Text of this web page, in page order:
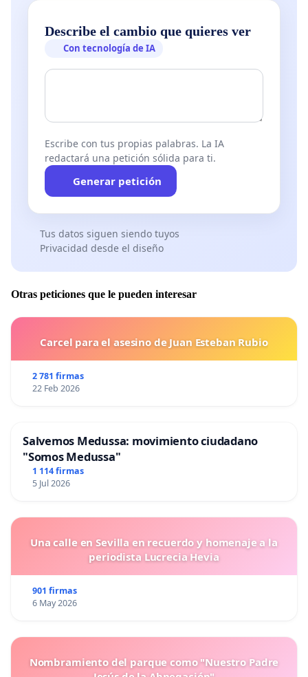
Describe el cambio que quieres ver
Con tecnología de IA
Escribe con tus propias palabras. La IA
redactará una petición sólida para ti.
Generar petición
Tus datos siguen siendo tuyos
Privacidad desde el diseño
Otras peticiones que le pueden interesar
Carcel para el asesino de Juan Esteban Rubio
2 781 firmas
22 Feb 2026
Salvemos Medussa: movimiento ciudadano
"Somos Medussa"
1 114 firmas
5 Jul 2026
Una calle en Sevilla en recuerdo y homenaje a la
periodista Lucrecia Hevia
901 firmas
6 May 2026
Nombramiento del parque como "Nuestro Padre